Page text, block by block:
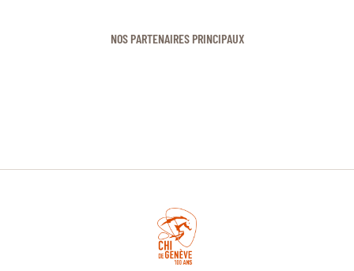
NOS PARTENAIRES PRINCIPAUX